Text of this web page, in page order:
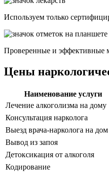
Используем только
Проверенные и эффективные
Цены
Наименование услуги
Лечение алкоголизма на дому
Консультация нарколога
Выезд врача-нарколога на дом
Вывод из запоя
Детоксикация от алкоголя
Кодирование